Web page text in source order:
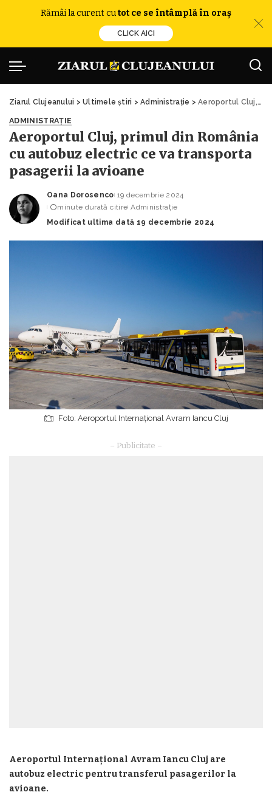
Rămâi la curent cutot ce se întâmplă în oraș
CLICK AICI
Ziarul Clujeanului >Ultimele știri >Administrație >Aeroportul Cluj, primul din România cu autobuz electric ce va transporta pasagerii la avioane
ADMINISTRAȚIE
Aeroportul Cluj, primul din România
cu autobuz electric ce va transporta
pasagerii la avioane
Posted
by
Oana Dorosenco 19 decembrie 2024
minute durată citire Administrație
Modificat ultima dată 19 decembrie 2024
Foto: Aeroportul Internațional Avram Iancu Cluj
– Publicitate –
Aeroportul Internațional Avram Iancu Cluj are
autobuz electric pentru transferul pasagerilor la
avioane.